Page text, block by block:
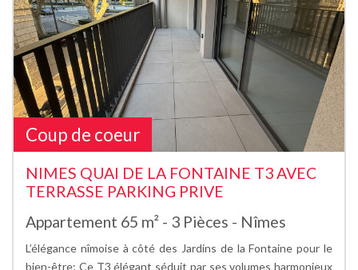
Coup de coeur
NIMES QUAI DE LA FONTAINE T3 AVEC
TERRASSE PARKING PRIVE
Appartement 65 m² - 3 Pièces - Nîmes
L’élégance nîmoise à côté des Jardins de la Fontaine pour le
bien-être; Ce T3 élégant séduit par ses volumes harmonieux